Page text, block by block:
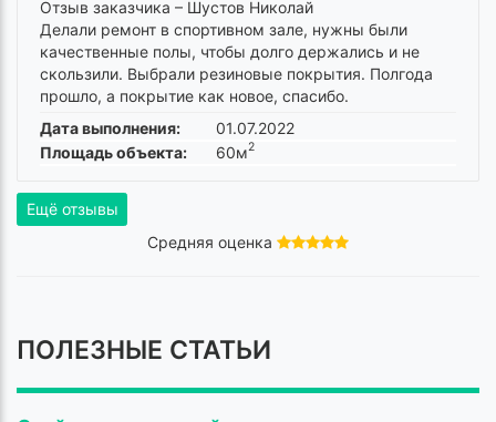
Отзыв заказчика – Шустов Николай
Делали ремонт в спортивном зале, нужны были
качественные полы, чтобы долго держались и не
скользили. Выбрали резиновые покрытия. Полгода
прошло, а покрытие как новое, спасибо.
Дата выполнения:
01.07.2022
Площадь объекта:
60м2
Ещё отзывы
Средняя оценка
ПОЛЕЗНЫЕ СТАТЬИ